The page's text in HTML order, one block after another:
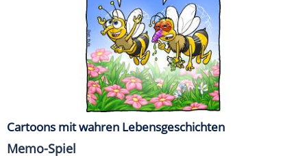
Cartoons mit wahren Lebensgeschichten
Memo-Spiel